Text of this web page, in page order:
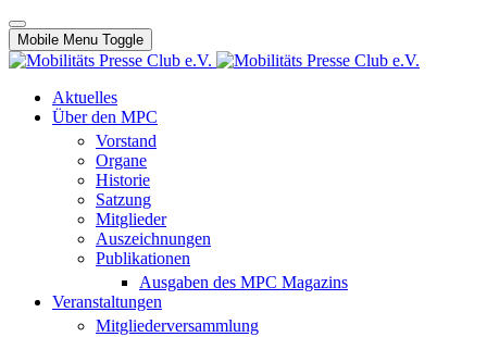
Mobile Menu Toggle
Aktuelles
Über den MPC
Vorstand
Organe
Historie
Satzung
Mitglieder
Auszeichnungen
Publikationen
Ausgaben des MPC Magazins
Veranstaltungen
Mitgliederversammlung